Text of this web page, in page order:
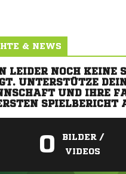
& NEWS
LEIDER NOCH KEINE
UNTERSTÜTZE
UND IHRE
SPIELBERICHT
0
BILDER /
VIDEOS